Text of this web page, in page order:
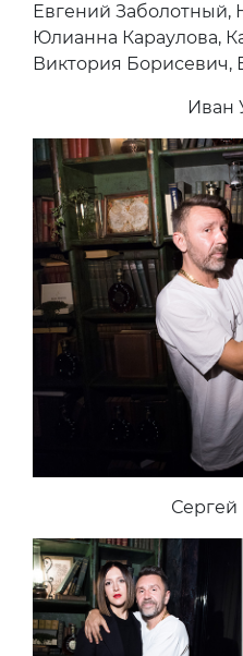
Евгений Заболотный,
Юлианна Караулова,
Виктория Борисевич,
Иван